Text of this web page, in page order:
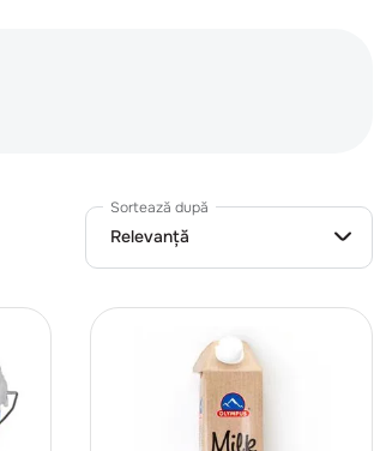
Sortează după
Relevanță